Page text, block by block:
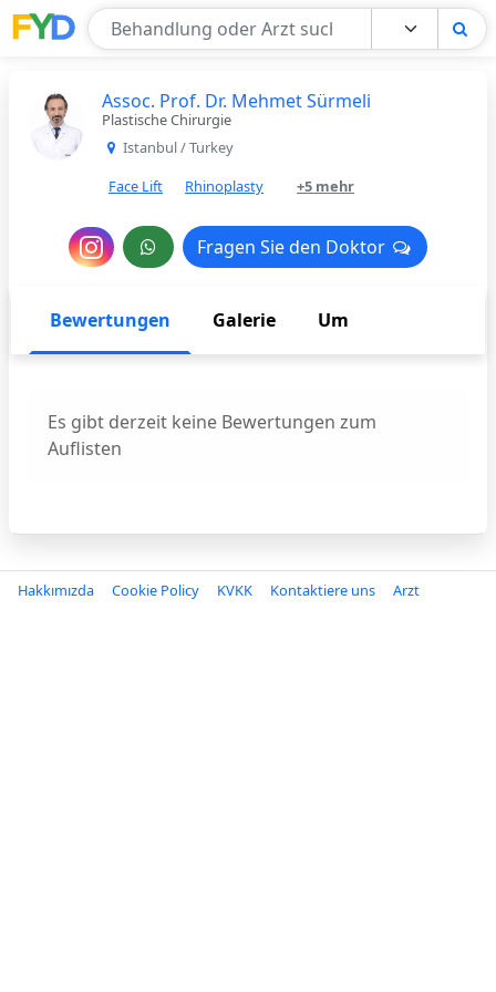
Find Your Doctor
Assoc. Prof. Dr. Mehmet Sürmeli
Plastische Chirurgie
Istanbul / Turkey
Face Lift
Rhinoplasty +5 mehr
Nachricht
den
Arzt
Fragen Sie den Doktor
Fragen Sie den Doktor
Bewertungen Galerie Um
Es gibt derzeit keine Bewertungen zum
Auflisten
Hakkımızda Cookie Policy KVKK Kontaktiere uns Arzt